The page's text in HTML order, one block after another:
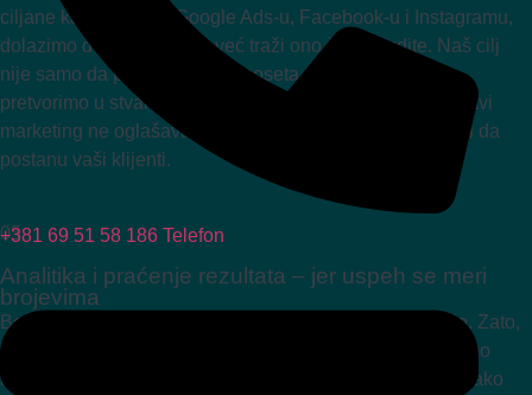
ciljane kampanje na Google Ads-u, Facebook-u i Instagramu,
dolazimo do publike koja već traži ono što vi nudite. Naš cilj
nije samo da povećamo broj poseta – već da te posete
pretvorimo u stvarne upite, rezervacije i kupovine. Jer pravi
marketing ne oglašava svima, već onima koji su spremni da
postanu vaši klijenti.
05
Analitika i praćenje rezultata – jer uspeh se meri
brojevima
Bez uvida u podatke, svaki poslovni potez je pogađanje. Zato,
kada završimo izradu vašeg WordPress sajta, postavljamo
alate kao što su Google Analytics i praćenje konverzija kako
+381 69 51 58 186 Telefon